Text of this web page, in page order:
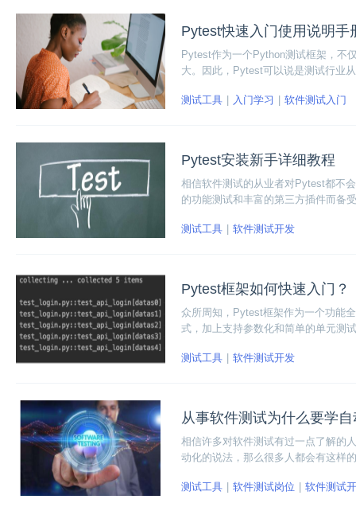
Pytest快速入门使用说明手
Pytest作为一个Python测试框架，不
大。因此，Pytest可以说是测试行业
测试工具
入门学习 软件测试入门
Pytest安装新手详细教程
相信软件测试的从业者对Pytest都不
的功能测试和丰富的第三方插件而备
测试工具
软件测试开发
Pytest框架如何快速入门？
众所周知，Pytest框架作为一个功能
式，加上支持参数化和简单的单元测
测试工具
软件测试开发
从事软件测试为什么要学
相信许多对软件测试有过一点了解的
动化的说法，那么很多人都会有这样
沿的测试技术。
测试工具 软件测试岗位 软件测试